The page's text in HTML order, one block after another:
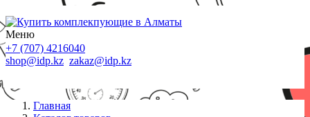
Меню
+7 (707) 4216040
shop@idp.kz zakaz@idp.kz
Главная